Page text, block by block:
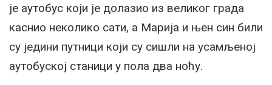
је аутобус који је долазио из великог града
каснио неколико сати, а Марија и њен син били
су једини путници који су сишли на усамљеној
аутобуској станици у пола два ноћу.